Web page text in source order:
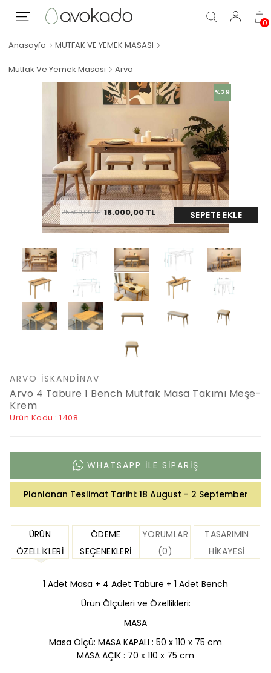
0
Anasayfa MUTFAK VE YEMEK MASASI
Mutfak Ve Yemek Masası Arvo
25.500,00TL 18.000,00TL SEPETE EKLE
%29
ARVO İSKANDINAV
Arvo 4 Tabure 1 Bench Mutfak Masa Takımı Meşe-
Krem
Ürün Kodu : 1408
WHATSAPP ILE SIPARIŞ
Planlanan Teslimat Tarihi: 18 August - 2 September
ÜRÜN
ÖZELLIKLERI
ÖDEME
SEÇENEKLERI
YORUMLAR
(0)
TASARIMIN
HIKAYESI
1 Adet Masa + 4 Adet Tabure + 1 Adet Bench
Ürün Ölçüleri ve Özellikleri:
MASA
Masa Ölçü: MASA KAPALI : 50 x 110 x 75 cm
MASA AÇIK : 70 x 110 x 75 cm